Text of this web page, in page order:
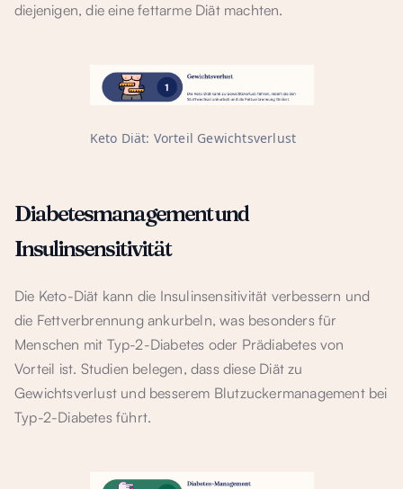
diejenigen, die eine fettarme Diät machten.
Keto Diät: Vorteil Gewichtsverlust
Diabetesmanagement und
Insulinsensitivität
Die Keto-Diät kann die Insulinsensitivität verbessern und
die Fettverbrennung ankurbeln, was besonders für
Menschen mit Typ-2-Diabetes oder Prädiabetes von
Vorteil ist. Studien belegen, dass diese Diät zu
Gewichtsverlust und besserem Blutzuckermanagement bei
Typ-2-Diabetes führt.